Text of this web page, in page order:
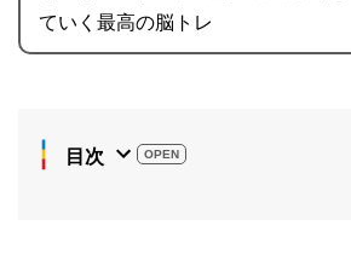
ていく最高の脳トレ
目次